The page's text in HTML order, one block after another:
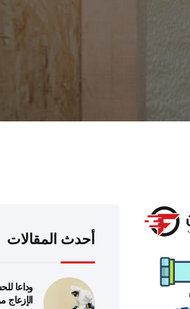
أحدث المقالات
وداعا